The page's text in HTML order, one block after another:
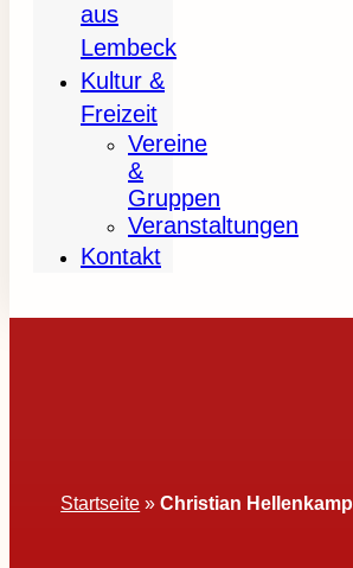
aus
Lembeck
Kultur &
Freizeit
Vereine
&
Gruppen
Veranstaltungen
Kontakt
Startseite »Christian Hellenkamp